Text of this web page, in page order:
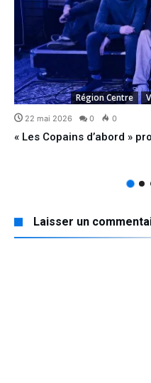
Région Centre
22 mai 2026 0 0
« Les Copains d’abord »
Laisser un